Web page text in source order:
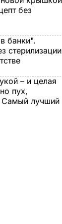
без
банки".
стерилизации
– и целая
пух,
Самый лучший